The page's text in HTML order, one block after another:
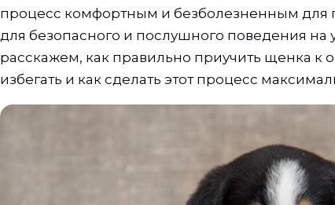
процесс комфортным и безболезненным для
для безопасного и послушного поведения на
расскажем, как правильно приучить щенка к
избегать и как сделать этот процесс